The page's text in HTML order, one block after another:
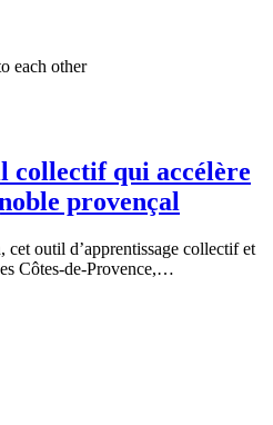
collectif qui accélère
provençal
outil d’apprentissage collectif et
Côtes-de-Provence,…